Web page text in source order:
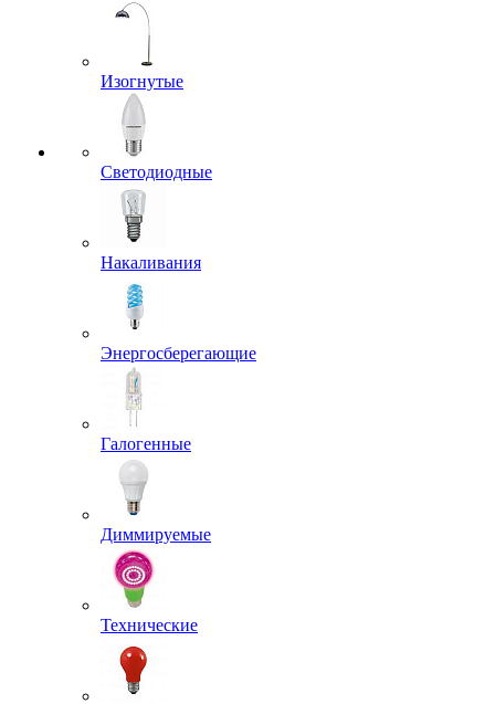
Изогнутые
Светодиодные
Накаливания
Энергосберегающие
Галогенные
Диммируемые
Технические